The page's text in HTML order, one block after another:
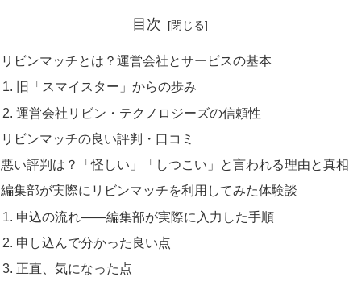
目次
リビンマッチとは？運営会社とサービスの基本
旧「スマイスター」からの歩み
運営会社リビン・テクノロジーズの信頼性
リビンマッチの良い評判・口コミ
悪い評判は？「怪しい」「しつこい」と言われる理由と真相
編集部が実際にリビンマッチを利用してみた体験談
申込の流れ——編集部が実際に入力した手順
申し込んで分かった良い点
正直、気になった点